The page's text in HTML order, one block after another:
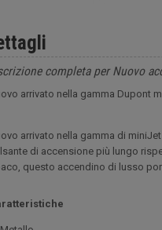
completa per Nuovo
arrivato nella gamma Dupont
arrivato nella gamma di
di accensione più lungo
questo accendino di lusso